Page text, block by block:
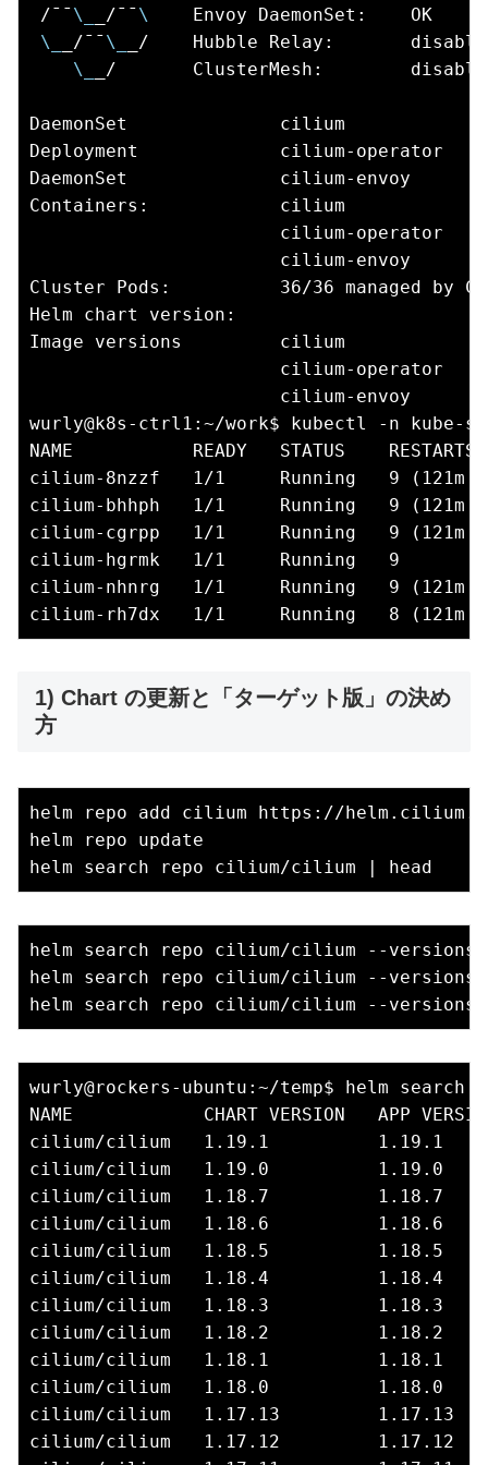
/¯¯\_ _/¯¯\
   Envoy DaemonSet:    OK
\_
_/¯¯\_
_/    Hubble Relay:
\_
_/       ClusterMesh:
DaemonSet              cilium
Deployment             cilium-operator
DaemonSet              cilium-envoy
Containers:            cilium
cilium-operator
cilium-envoy
Cluster Pods:          36/36 managed by
Helm chart version:
Image versions         cilium
cilium-operator
cilium-envoy
wurly@k8s-ctrl1:~/work$ kubectl -n kube-
NAME           READY   STATUS
cilium-8nzzf   1/1     Running   9 (121m
cilium-bhhph   1/1     Running   9 (121m
cilium-cgrpp   1/1     Running   9 (121m
cilium-hgrmk   1/1     Running   9
cilium-nhnrg   1/1     Running   9
1) Chart の更新と「ターゲット版」の決め
方
helm repo add cilium https://
helm repo update
helm search repo cilium/cilium --versions
helm search repo cilium/cilium --
helm search repo cilium/cilium --
wurly@rockers-ubuntu:~/temp$ helm
NAME            CHART
cilium/cilium   1.19.1          1.19.1
cilium/cilium   1.19.0          1.19.0
cilium/cilium   1.18.7          1.18.7
cilium/cilium   1.18.6          1.18.6
cilium/cilium   1.18.5          1.18.5
cilium/cilium   1.18.4          1.18.4
cilium/cilium   1.18.3          1.18.3
cilium/cilium   1.18.2          1.18.2
cilium/cilium   1.18.1          1.18.1
cilium/cilium   1.18.0          1.18.0
cilium/cilium   1.17.13         1.17.13
cilium/cilium   1.17.12         1.17.12